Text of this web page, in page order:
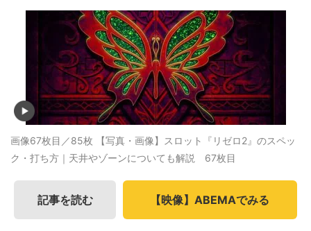
画像67枚目／85枚 【写真・画像】スロット『リゼロ2』のスペッ
ク・打ち方｜天井やゾーンについても解説 67枚目
記事を読む 【映像】ABEMAでみる